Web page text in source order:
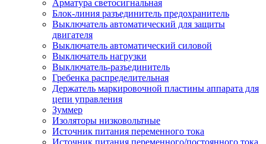
Арматура светосигнальная
Блок-линия разъединитель предохранитель
Выключатель автоматический для защиты
двигателя
Выключатель автоматический силовой
Выключатель нагрузки
Выключатель-разъединитель
Гребенка распределительная
Держатель маркировочной пластины аппарата для
цепи управления
Зуммер
Изоляторы низковольтные
Источник питания переменного тока
Источник питания переменного/постоянного тока